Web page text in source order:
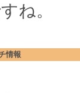
ね。
情報